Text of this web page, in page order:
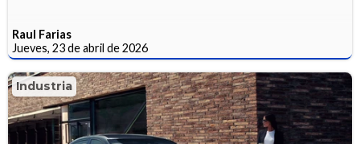
Raul Farias
Jueves, 23 de abril de 2026
Industria